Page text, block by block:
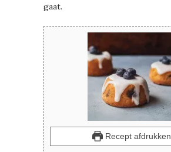
gaat.
Recept afdrukken